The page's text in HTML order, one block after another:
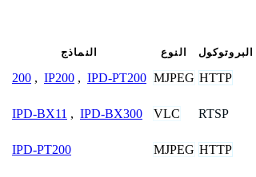
النماذج النوع البروتوكول
200 , IP200 , IPD-PT200 MJPEG HTTP
IPD-BX11 , IPD-BX300 VLC RTSP
IPD-PT200 MJPEG HTTP